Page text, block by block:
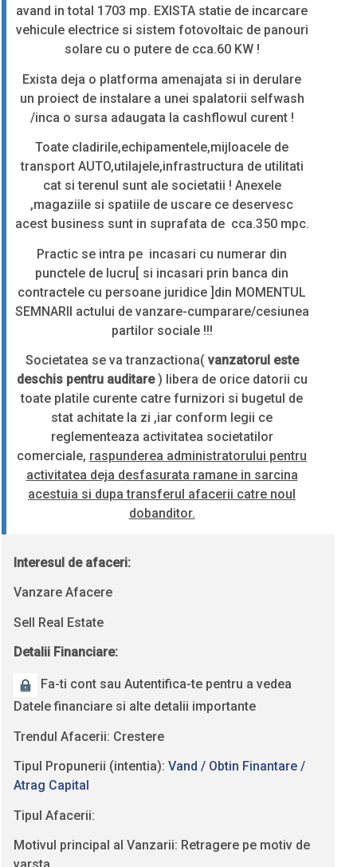
avand in total 1703 mp. EXISTA statie de incarcare
vehicule electrice si sistem fotovoltaic de panouri
solare cu o putere de cca.60 KW !
Exista deja o platforma amenajata si in derulare
un proiect de instalare a unei spalatorii selfwash
/inca o sursa adaugata la cashflowul curent !
Toate cladirile,echipamentele,mijloacele de
transport AUTO,utilajele,infrastructura de utilitati
cat si terenul sunt ale societatii ! Anexele
,magaziile si spatiile de uscare ce deservesc
acest business sunt in suprafata de cca.350 mpc.
Practic se intra pe incasari cu numerar din
punctele de lucru[ si incasari prin banca din
contractele cu persoane juridice ]din MOMENTUL
SEMNARII actului de vanzare-cumparare/cesiunea
partilor sociale !!!
Societatea se va tranzactiona( vanzatorul este
deschis pentru auditare) libera de orice datorii cu
toate platile curente catre furnizori si bugetul de
stat achitate la zi ,iar conform legii ce
reglementeaza activitatea societatilor
comerciale, raspunderea administratorului pentru
activitatea deja desfasurata ramane in sarcina
acestuia si dupa transferul afacerii catre noul
dobanditor.
Interesul de afaceri:
Vanzare Afacere
Sell Real Estate
Detalii Financiare:
Fa-ti cont sau Autentifica-te pentru a vedea
Datele financiare si alte detalii importante
Trendul Afacerii: Crestere
Tipul Propunerii (intentia): Vand / Obtin Finantare /
Atrag Capital
Tipul Afacerii:
Motivul principal al Vanzarii: Retragere pe motiv de